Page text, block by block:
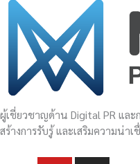
อันดับ
1
ด้วย
Customer
Insight
ผู้เชี่ยวชาญด้าน Digital PR แล
สร้างการรับรู้ และเสริมความน่า